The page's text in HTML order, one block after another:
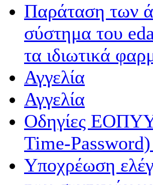
Παράταση των
σύστημα του
τα ιδιωτικά
Αγγελία
Αγγελία
Οδηγίες ΕΟΠΥΥ
Time-
Υποχρέωση